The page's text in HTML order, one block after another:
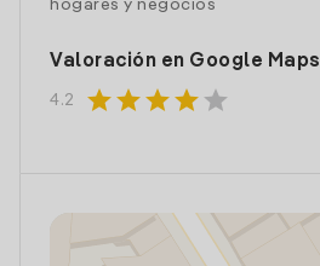
hogares y negocios
Valoración en Google Maps
4.2 starstarstarstar star